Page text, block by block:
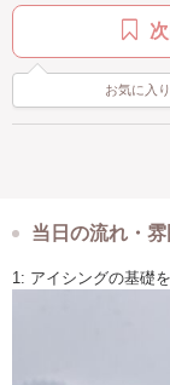
ーを作りませんか？
クラフティよりご参
別途プレゼントいた
レゼントとしてもご
お気に入
当日の流れ・
1: アイシングの基礎